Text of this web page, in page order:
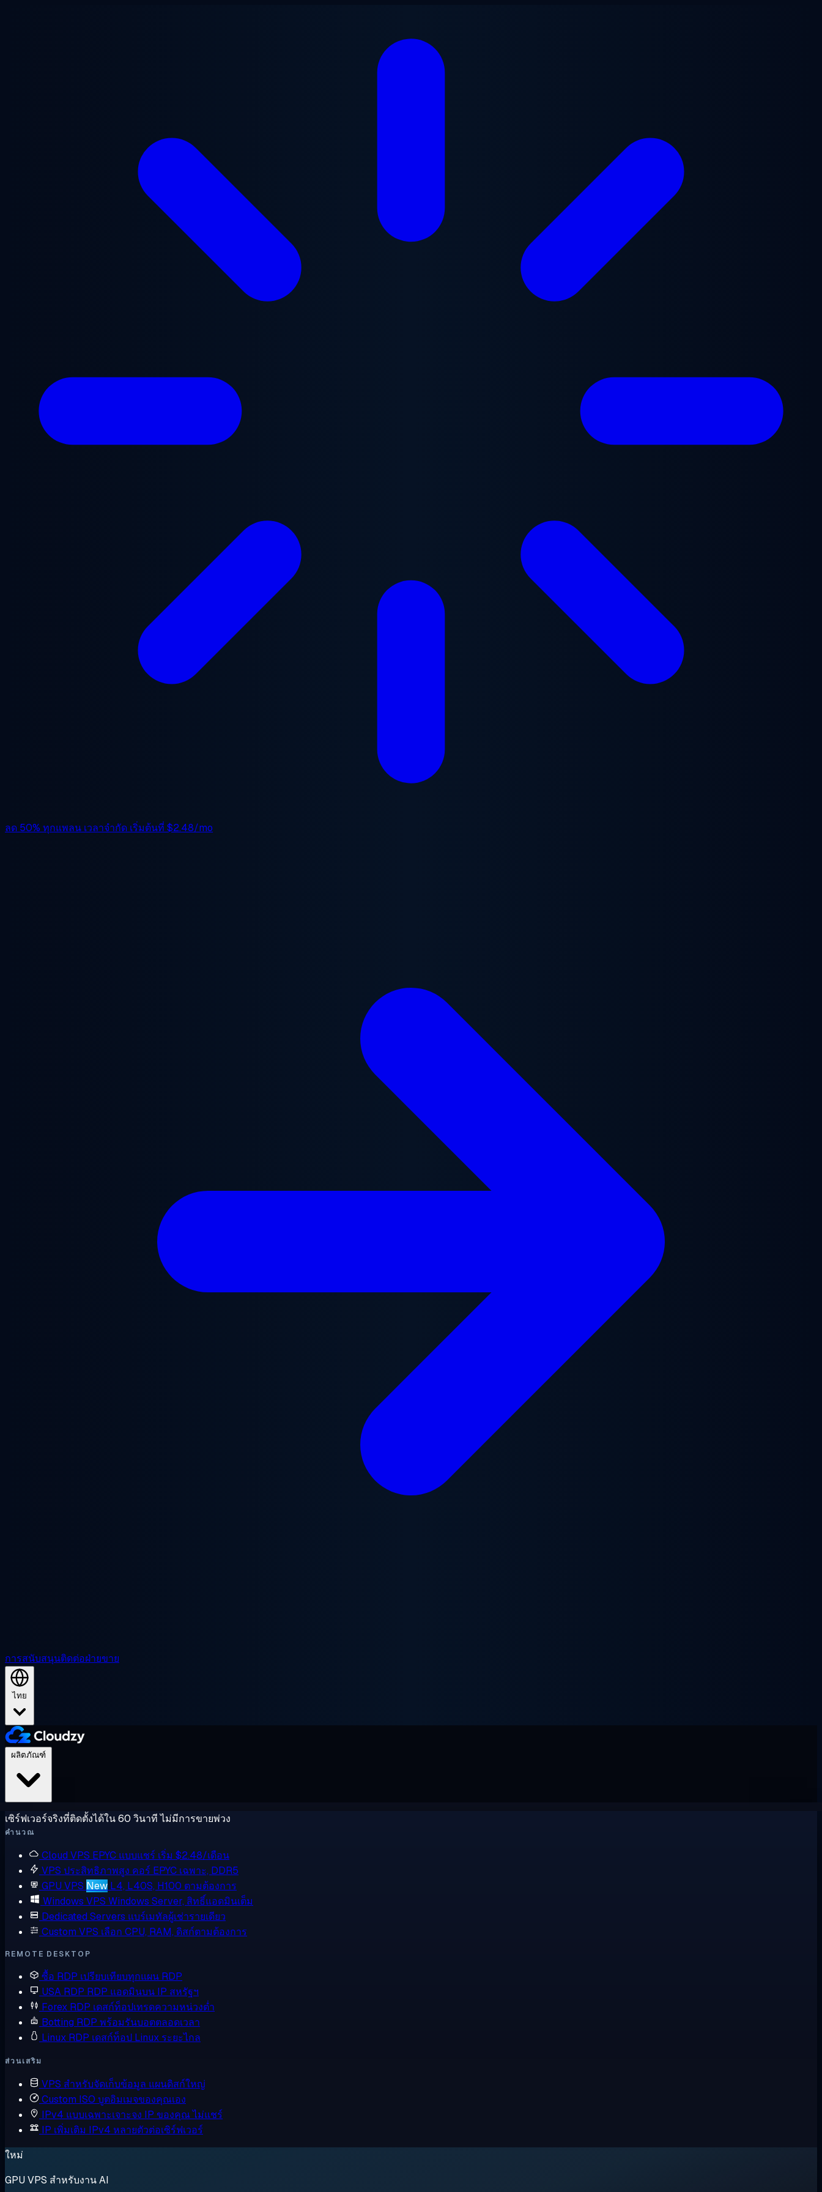
ลด 50% ทุกแพลน เวลาจำกัด เริ่มต้นที่ $2.48/mo
การสนับสนุนติดต่อฝ่ายขาย
ไทย
เซิร์ฟเวอร์จริงที่ติดตั้งได้ใน 60 วินาที ไม่มีการขายพ่วง
คำนวณ
Cloud VPS EPYC แบบแชร์ เริ่ม $2.48/เดือน
VPS ประสิทธิภาพสูง คอร์ EPYC เฉพาะ, DDR5
GPU VPS New L4, L40S, H100 ตามต้องการ
Windows VPS Windows Server, สิทธิ์แอดมินเต็ม
Dedicated Servers แบร์เมทัลผู้เช่ารายเดียว
Custom VPS เลือก CPU, RAM, ดิสก์ตามต้องการ
REMOTE DESKTOP
ซื้อ RDP เปรียบเทียบทุกแผน RDP
USA RDP RDP แอดมินบน IP สหรัฐฯ
Forex RDP เดสก์ท็อปเทรดความหน่วงต่ำ
Botting RDP พร้อมรันบอตตลอดเวลา
Linux RDP เดสก์ท็อป Linux ระยะไกล
ส่วนเสริม
VPS สำหรับจัดเก็บข้อมูล แผนดิสก์ใหญ่
Custom ISO บูตอิมเมจของคุณเอง
IPv4 แบบเฉพาะเจาะจง IP ของคุณ ไม่แชร์
IP เพิ่มเติม IPv4 หลายตัวต่อเซิร์ฟเวอร์
ใหม่
GPU VPS สำหรับงาน AI